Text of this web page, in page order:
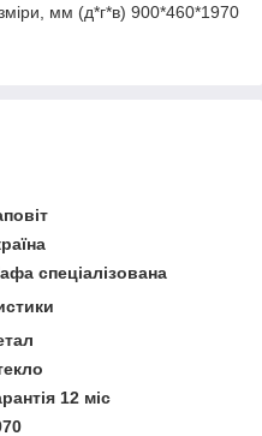
мм (д*г*в) 900*460*1970
спеціалізована
12 міс